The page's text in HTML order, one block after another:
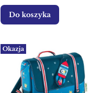
Do koszyka
Okazja